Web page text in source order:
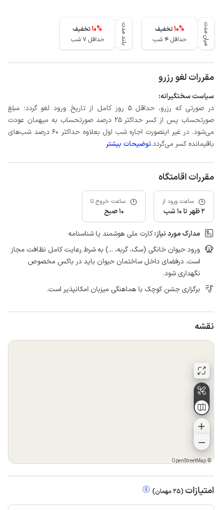
میان مدت 10%
تخفیف
حداقل 4 شب
بلند مدت 10%
تخفیف
حداقل 7 شب
مقررات لغو رزرو
سیاست سختگیرانه:
در صورتی که رزرو، حداقل 5 روز کامل از تاریخ ورود لغو گردد؛ مبلغ
صورتحساب پس از کسر حداکثر 25 درصد صورتحساب به میهمان عودت
می‌شود. در غیر اینصورت اجاره شب اول بعلاوه حداکثر 60 درصد شب‌های
باقیمانده کسر می‌گردد.توضیحات بیشتر
مقررات اقامتگاه
ساعت ورود از
2 ظهر تا 10 شب
ساعت خروج تا
10 صبح
مدارک مورد نیاز:کارت ملی هوشمند یا شناسنامه
ورود حیوان خانگی (سگ، گربه، ...) به شرط رعایت کامل نظافت مجاز
است. درفضای داخل ساختمان حیوان باید در باکس مخصوص
نگهداری شود.
برگزاری جشن کوچک با هماهنگی میزبان امکانپذیر است.
نقشه
©
OpenStreetMap
امتیازات (
25مهمان)